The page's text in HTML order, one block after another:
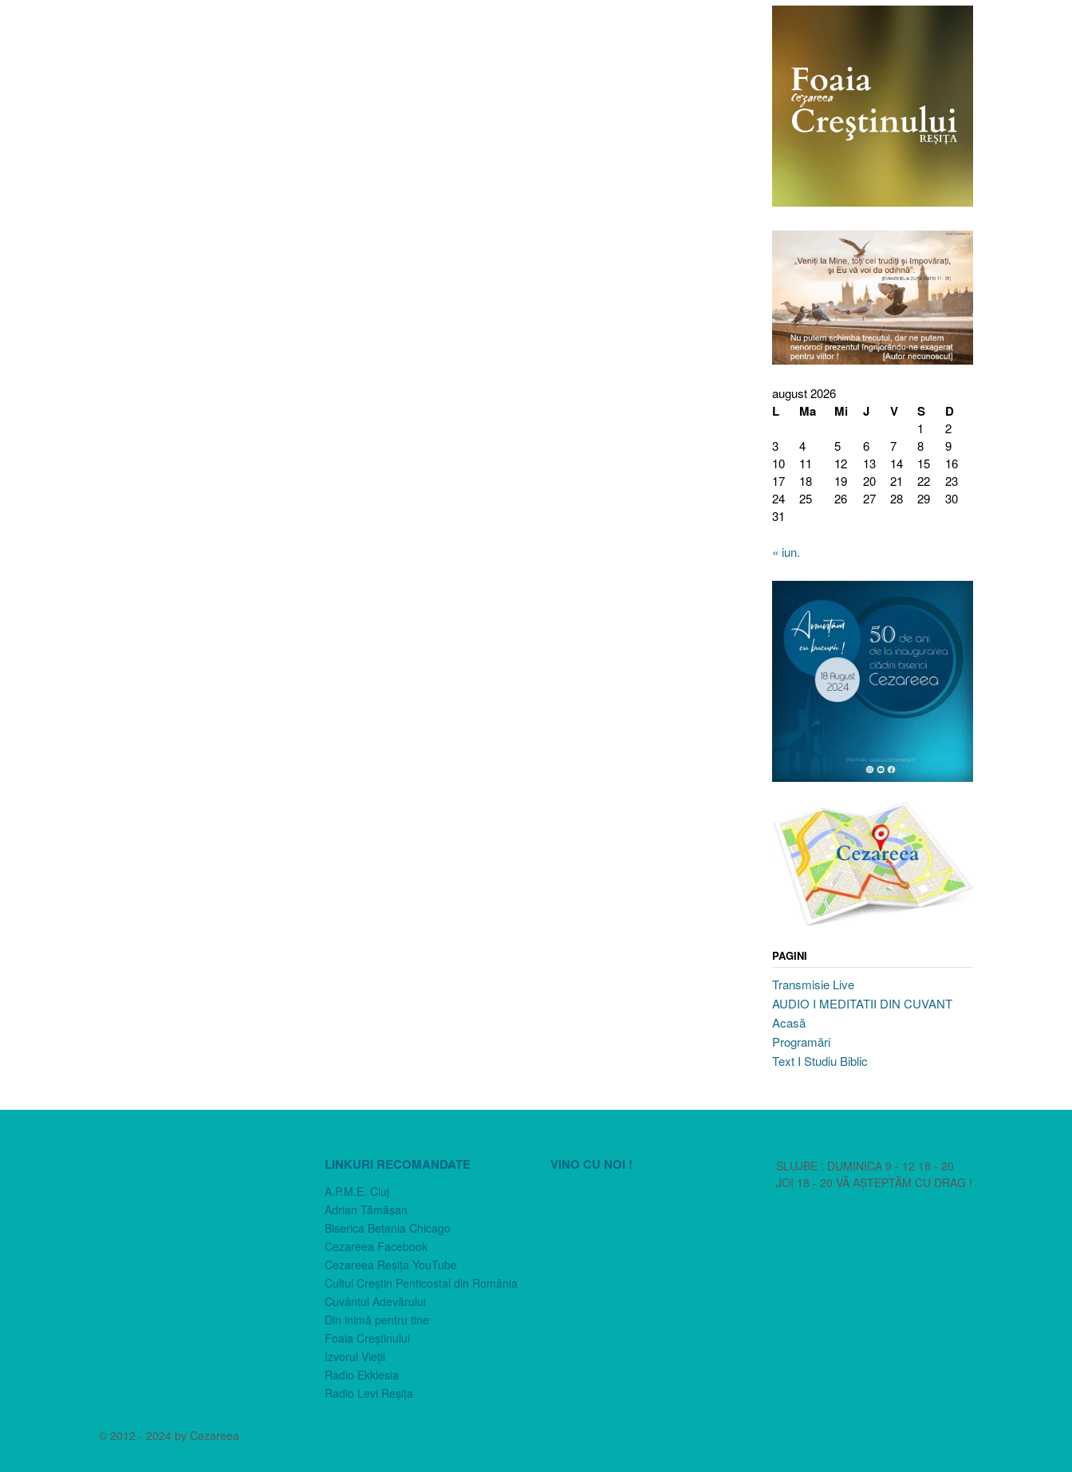
august 2026
L Ma Mi J V S D
1
2
3
4 5 6 7 8
9
10
11 12 13 14 15
16
17
18 19 20 21 22
23
24
25 26 27 28 29
30
31
« iun.
PAGINI
Transmisie Live
AUDIO I MEDITATII DIN CUVANT
Acasă
Programări
Text I Studiu Biblic
LINKURI RECOMANDATE
A.P.M.E. Cluj
Adrian Tămăşan
Biserica Betania Chicago
Cezareea Facebook
Cezareea Reşiţa YouTube
Cultul Creştin Penticostal din România
Cuvântul Adevărului
Din inimă pentru tine
Foaia Creştinului
Izvorul Vieţii
Radio Ekklesia
Radio Levi Reşiţa
VINO CU NOI !
SLUJBE : DUMINICA 9 - 12 18 - 20
JOI 18 - 20 VĂ AȘTEPTĂM CU DRAG !
© 2012 - 2024 by Cezareea